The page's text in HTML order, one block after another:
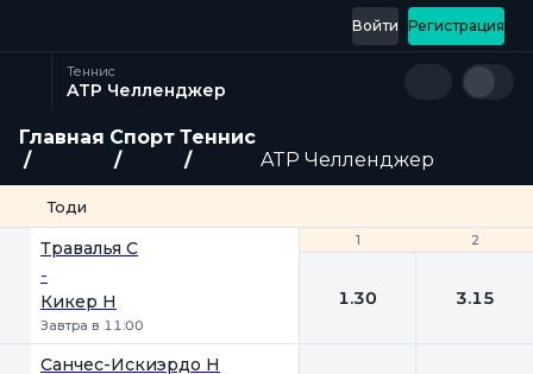
Регистрация
Войти
Теннис
ATP Челленджер
Главная Спорт Теннис
ATP Челленджер
Тоди
1 2
Травалья С
-
Кикер Н
Завтра в 11:00
1 2
1.30 3.15
Санчес-Искиэрдо Н